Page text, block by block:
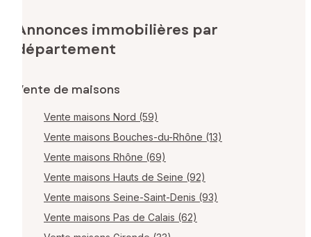
Annonces immobilières par
département
Vente de maisons
Vente maisons Nord (59)
Vente maisons Bouches-du-Rhône (13)
Vente maisons Rhône (69)
Vente maisons Hauts de Seine (92)
Vente maisons Seine-Saint-Denis (93)
Vente maisons Pas de Calais (62)